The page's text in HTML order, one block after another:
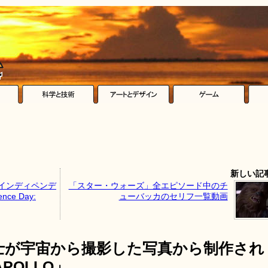
ンディペンデ
Day:
新しい記
「スター・ウォーズ」全エピソード中のチ
ューバッカのセリフ一覧動画
宇宙から撮影した写真から制作され